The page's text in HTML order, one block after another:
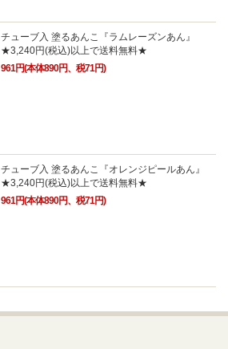
チューブ入 塗るあんこ『ラムレーズンあん』
★3,240円(税込)以上で送料無料★
961円(本体890円、税71円)
チューブ入 塗るあんこ『オレンジピールあん』
★3,240円(税込)以上で送料無料★
961円(本体890円、税71円)